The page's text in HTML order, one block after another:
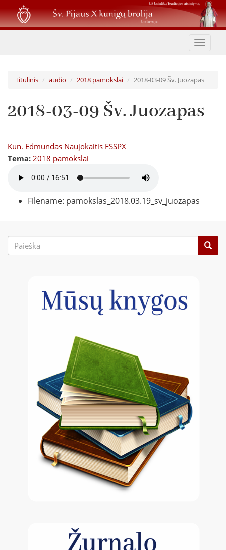
Pereiti
į
pagrindinį
Toggle
Titulinis audio 2018 pamokslai 2018-03-09 Šv. Juozapas
2018-03-09 Šv. Juozapas
Kun. Edmundas Naujokaitis FSSPX
Tema: 2018 pamokslai
Filename: pamokslas_2018.03.19_sv_juozapas
Paieškos